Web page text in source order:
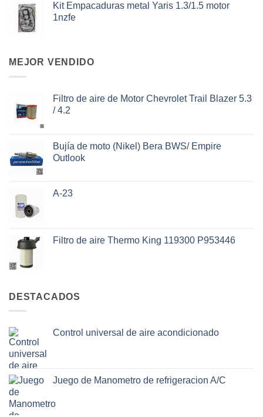
Kit Empacaduras metal Yaris 1.3/1.5 motor
1nzfe
MEJOR VENDIDO
Filtro de aire de Motor Chevrolet Trail Blazer 5.3
/ 4.2
Bujía de moto (Nikel) Bera BWS/ Empire
Outlook
A-23
Filtro de aire Thermo King 119300 P953446
DESTACADOS
Control universal de aire acondicionado
Juego de Manometro de refrigeracion A/C